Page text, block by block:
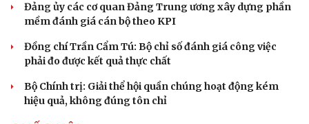
Đảng ủy các cơ quan Đảng Trung ương xây dựng phần
mềm đánh giá cán bộ theo KPI
Đồng chí Trần Cẩm Tú: Bộ chỉ số đánh giá công việc
phải đo được kết quả thực chất
Bộ Chính trị: Giải thể hội quần chúng hoạt động kém
hiệu quả, không đúng tôn chỉ